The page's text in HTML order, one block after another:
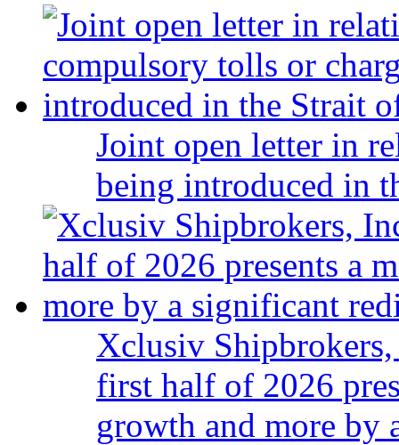
Joint open letter in
being introduced in
Xclusiv
first half of 2026
growth and more